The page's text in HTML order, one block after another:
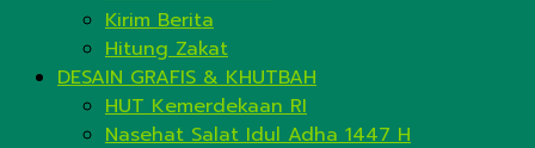
Kirim Berita
Hitung Zakat
DESAIN GRAFIS & KHUTBAH
HUT Kemerdekaan RI
Nasehat Salat Idul Adha 1447 H